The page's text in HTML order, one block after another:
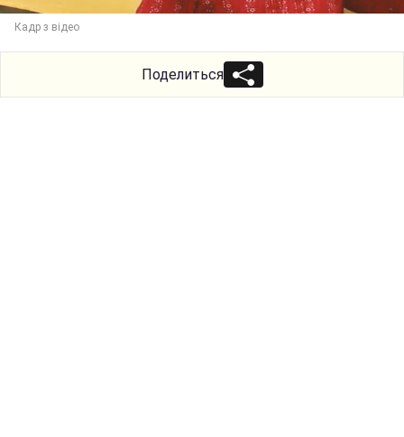
Кадр з відео
Поделиться